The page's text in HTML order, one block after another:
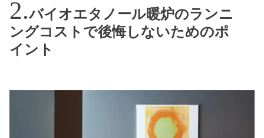
バイオエタノール暖炉のランニ
ングコストで後悔しないためのポ
イント